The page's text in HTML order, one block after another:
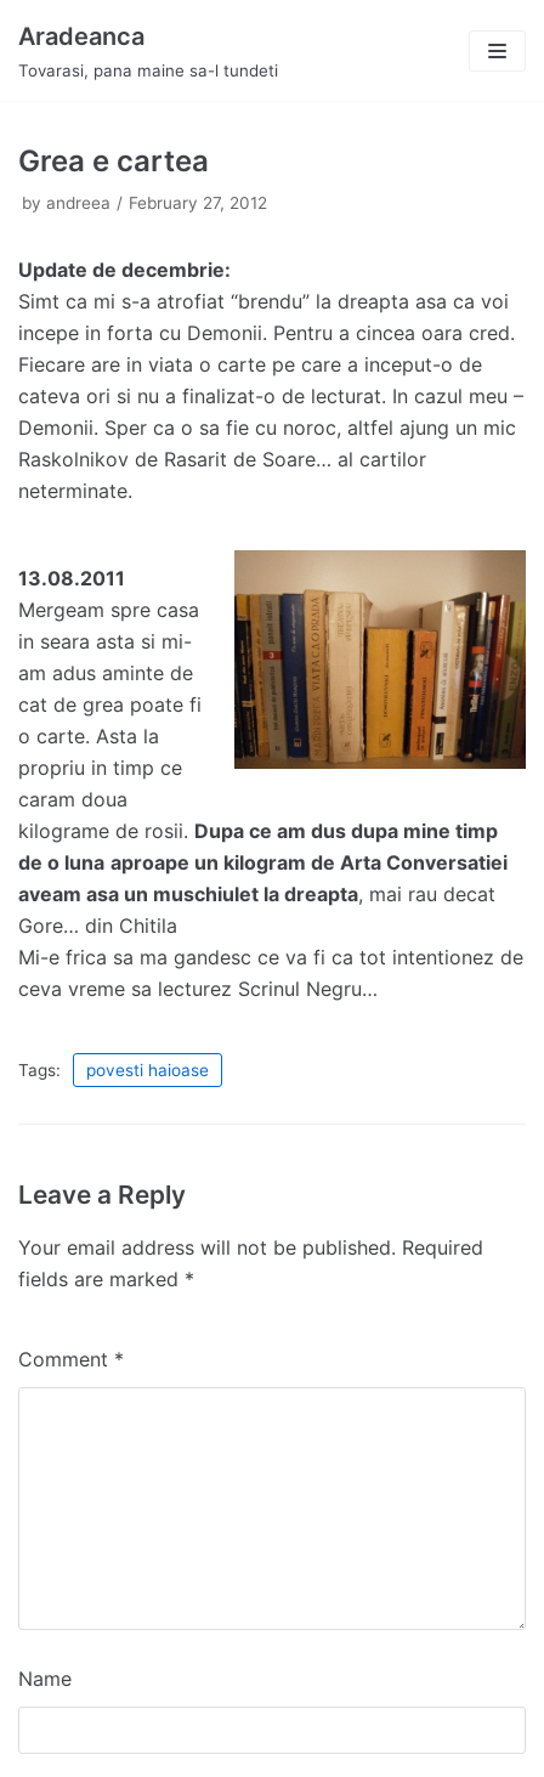
Skip
to
Aradeanca
Tovarasi, pana maine sa-l tundeti
Grea e cartea
by andreea February 27, 2012
Update de decembrie:
Simt ca mi s-a atrofiat “brendu” la dreapta asa ca voi
incepe in forta cu Demonii. Pentru a cincea oara cred.
Fiecare are in viata o carte pe care a inceput-o de
cateva ori si nu a finalizat-o de lecturat. In cazul meu –
Demonii. Sper ca o sa fie cu noroc, altfel ajung un mic
Raskolnikov de Rasarit de Soare… al cartilor
neterminate.
13.08.2011
Mergeam spre casa
in seara asta si mi-
am adus aminte de
cat de grea poate fi
o carte. Asta la
propriu in timp ce
caram doua
kilograme de rosii. Dupa ce am dus dupa mine timp
de o luna aproape un kilogram de Arta Conversatiei
aveam asa un muschiulet la dreapta, mai rau decat
Gore… din Chitila
Mi-e frica sa ma gandesc ce va fi ca tot intentionez de
ceva vreme sa lecturez Scrinul Negru…
Tags: povesti haioase
Leave a Reply
Your email address will not be published. Required
fields are marked *
Comment *
Name